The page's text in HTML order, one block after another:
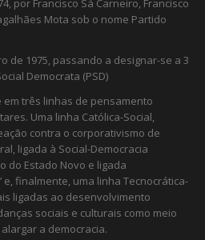
Mota sob o nome Partido
de 1975, passando a designar-se a 3
Democrata (PSD)
em três linhas de pensamento
Uma linha Católica-Social,
contra o corporativismo de
ligada à Social-Democracia
do Estado Novo e ligada
e, finalmente, uma linha Tecnocrática-
ligadas ao desenvolvimento
sociais e culturais como meio
a democracia.